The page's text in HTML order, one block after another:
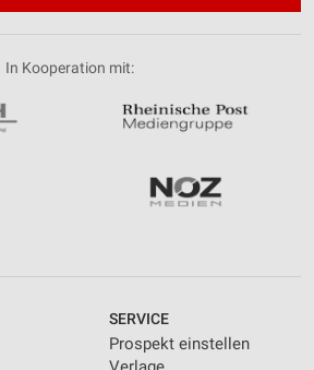
In Kooperation mit:
SERVICE
Prospekt einstellen